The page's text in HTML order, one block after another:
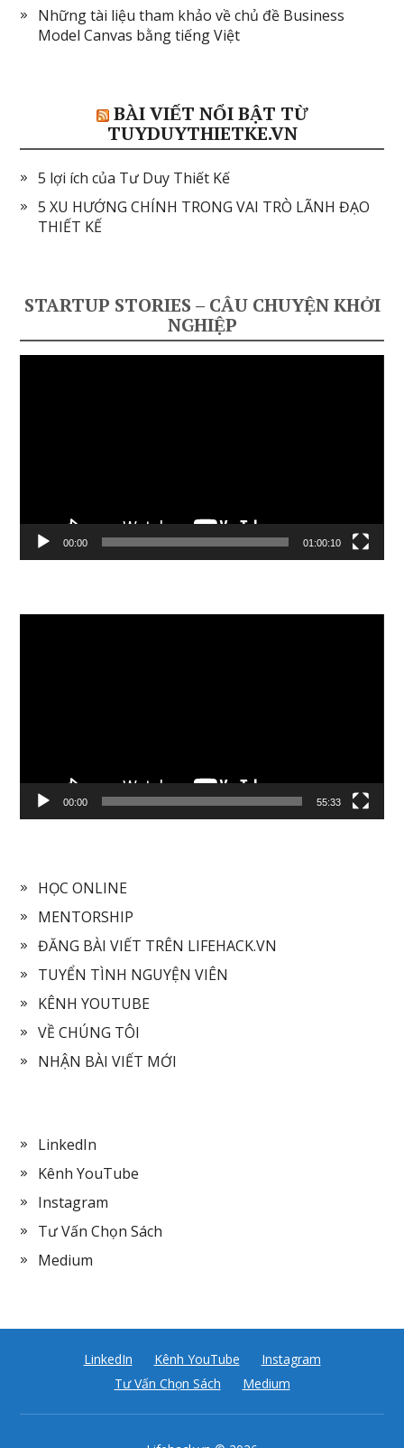
Những tài liệu tham khảo về chủ đề Business
Model Canvas bằng tiếng Việt
BÀI VIẾT NỔI BẬT TỪ
TUYDUYTHIETKE.VN
5 lợi ích của Tư Duy Thiết Kế
5 XU HƯỚNG CHÍNH TRONG VAI TRÒ LÃNH ĐẠO
THIẾT KẾ
STARTUP STORIES – CÂU CHUYỆN KHỞI
NGHIỆP
00:00 01:00:10
00:00 55:33
HỌC ONLINE
MENTORSHIP
ĐĂNG BÀI VIẾT TRÊN LIFEHACK.VN
TUYỂN TÌNH NGUYỆN VIÊN
KÊNH YOUTUBE
VỀ CHÚNG TÔI
NHẬN BÀI VIẾT MỚI
LinkedIn
Kênh YouTube
Instagram
Tư Vấn Chọn Sách
Medium
LinkedIn Kênh YouTube
Instagram
Tư Vấn Chọn Sách
Medium